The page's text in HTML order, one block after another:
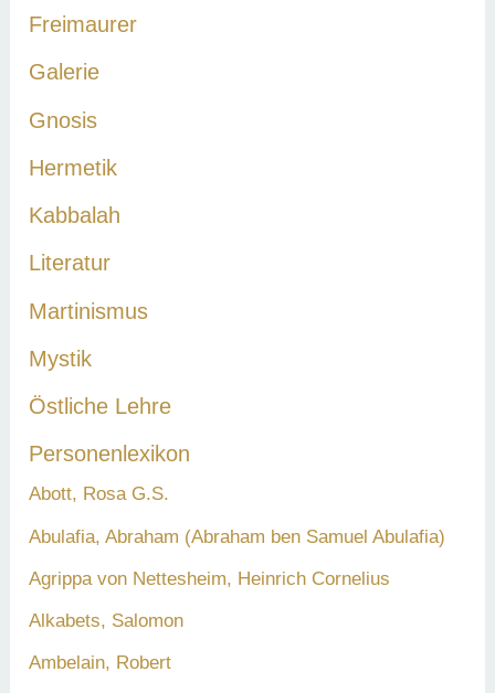
:Freimaurer
Galerie
Gnosis
Hermetik
Kabbalah
Literatur
Martinismus
Mystik
Östliche Lehre
Personenlexikon
Abott, Rosa G.S.
Abulafia, Abraham (Abraham ben Samuel Abulafia)
Agrippa von Nettesheim, Heinrich Cornelius
Alkabets, Salomon
Ambelain, Robert